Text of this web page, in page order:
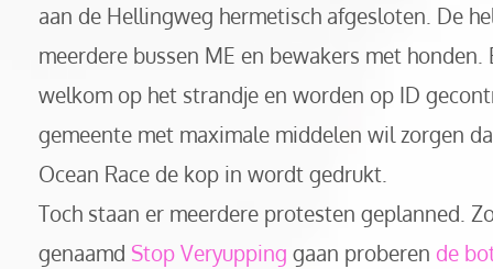
aan de Hellingweg hermetisch afgesloten. De
meerdere bussen ME en bewakers met
welkom op het strandje en worden op ID
gemeente met maximale middelen wil zorgen
Ocean Race de kop in wordt gedrukt.
Toch staan er meerdere protesten geplanned.
genaamd Stop Veryupping gaan proberen de